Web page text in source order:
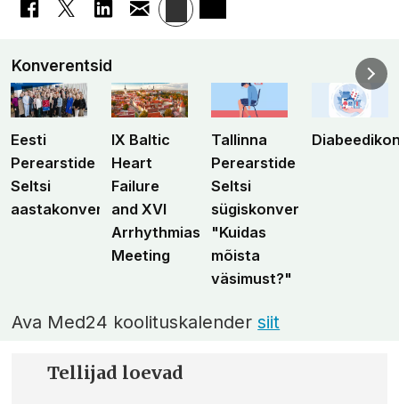
Konverentsid
Eesti
Perearstide
Seltsi
aastakonverents
IX Baltic
Heart
Failure
and XVI
Arrhythmias
Meeting
Tallinna
Perearstide
Seltsi
sügiskonverents
"Kuidas
mõista
väsimust?"
Ava Med24 koolituskalendersiit
Tellijad loevad